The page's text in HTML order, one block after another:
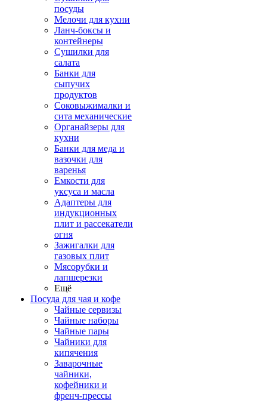
посуды
Мелочи для кухни
Ланч-боксы и
контейнеры
Сушилки для
салата
Банки для
сыпучих
продуктов
Соковыжималки и
сита механические
Органайзеры для
кухни
Банки для меда и
вазочки для
варенья
Емкости для
уксуса и масла
Адаптеры для
индукционных
плит и рассекатели
огня
Зажигалки для
газовых плит
Мясорубки и
лапшерезки
Ещё
Посуда для чая и кофе
Чайные сервизы
Чайные наборы
Чайные пары
Чайники для
кипячения
Заварочные
чайники,
кофейники и
френч-прессы